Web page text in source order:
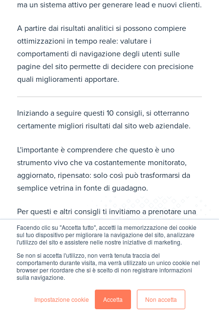
Facendo clic su "Accetta tutto", accetti la memorizzazione dei cookie
sul tuo dispositivo per migliorare la navigazione del sito, analizzare
l'utilizzo del sito e assistere nelle nostre iniziative di marketing.
Se non si accetta l'utilizzo, non verrà tenuta traccia del
comportamento durante visita, ma verrà utilizzato un unico cookie nel
browser per ricordare che si è scelto di non registrare informazioni
sulla navigazione.
Impostazione cookie Accetta Non accetta
ma un sistema attivo per generare lead e nuovi clienti.
A partire dai risultati analitici si possono compiere
ottimizzazioni in tempo reale: valutare i
comportamenti di navigazione degli utenti sulle
pagine del sito permette di decidere con precisione
quali miglioramenti apportare.
Iniziando a seguire questi 10 consigli, si otterranno
certamente migliori risultati dal sito web aziendale.
L'importante è comprendere che questo è uno
strumento vivo che va costantemente monitorato,
aggiornato, ripensato: solo così può trasformarsi da
semplice vetrina in fonte di guadagno.
Per questi e altri consigli ti invitiamo a prenotare una
consulenza gratuita e personalizzata con uno dei
nostri esperti inbound!